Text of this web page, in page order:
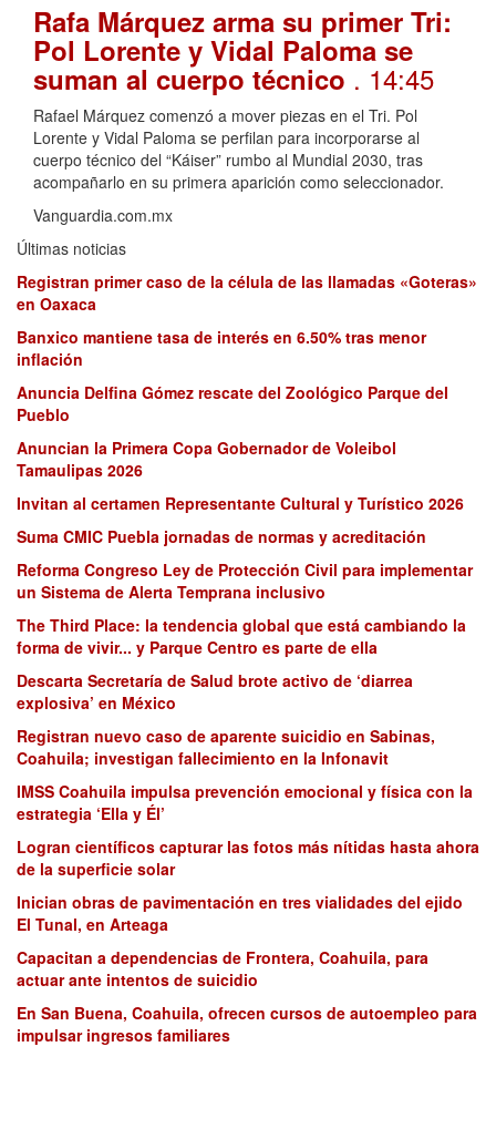
Rafa Márquez arma su primer Tri:
Pol Lorente y Vidal Paloma se
suman al cuerpo técnico . 14:45
Rafael Márquez comenzó a mover piezas en el Tri. Pol
Lorente y Vidal Paloma se perfilan para incorporarse al
cuerpo técnico del “Káiser” rumbo al Mundial 2030, tras
acompañarlo en su primera aparición como seleccionador.
Vanguardia.com.mx
Últimas noticias
Registran primer caso de la célula de las llamadas «Goteras»
en Oaxaca
Banxico mantiene tasa de interés en 6.50% tras menor
inflación
Anuncia Delfina Gómez rescate del Zoológico Parque del
Pueblo
Anuncian la Primera Copa Gobernador de Voleibol
Tamaulipas 2026
Invitan al certamen Representante Cultural y Turístico 2026
Suma CMIC Puebla jornadas de normas y acreditación
Reforma Congreso Ley de Protección Civil para implementar
un Sistema de Alerta Temprana inclusivo
The Third Place: la tendencia global que está cambiando la
forma de vivir... y Parque Centro es parte de ella
Descarta Secretaría de Salud brote activo de ‘diarrea
explosiva’ en México
Registran nuevo caso de aparente suicidio en Sabinas,
Coahuila; investigan fallecimiento en la Infonavit
IMSS Coahuila impulsa prevención emocional y física con la
estrategia ‘Ella y Él’
Logran científicos capturar las fotos más nítidas hasta ahora
de la superficie solar
Inician obras de pavimentación en tres vialidades del ejido
El Tunal, en Arteaga
Capacitan a dependencias de Frontera, Coahuila, para
actuar ante intentos de suicidio
En San Buena, Coahuila, ofrecen cursos de autoempleo para
impulsar ingresos familiares